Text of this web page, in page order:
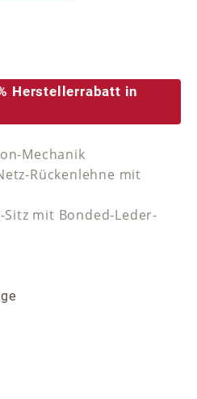
von 5 von 5 Sternen
Herstellerrabatt in
Mechanik
Rückenlehne mit
mit Bonded-Leder-